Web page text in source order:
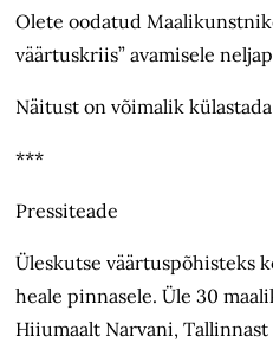
Olete oodatud
väärtuskriis” avamisele
Näitust on võimalik
***
Pressiteade
Üleskutse väärtuspõhisteks
heale pinnasele. Üle 30
Hiiumaalt Narvani,